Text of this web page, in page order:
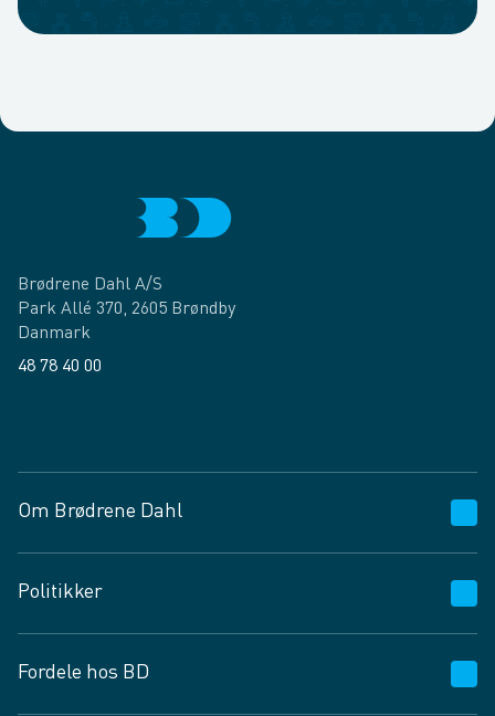
Brødrene Dahl A/S
Park Allé 370, 2605 Brøndby
Danmark
48 78 40 00
Om Brødrene Dahl
Vagttelefon 30 10 89 89
Spørgsmål og svar
Job og karriere
Politikker
Privatlivspolitik
Fordele hos BD